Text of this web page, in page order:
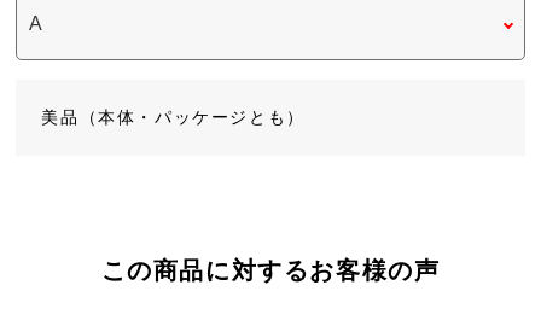
美品（本体・パッケージとも）
この商品に対するお客様の声